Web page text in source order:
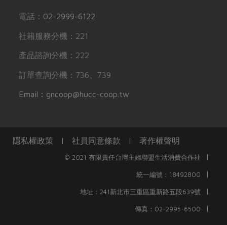
電話： 02-2999-6122
社籍服務分機：221
產品諮詢分機：222
訂單查詢分機：736、739
Email：gncoop@hucc-coop.tw
隱私權政策 | 社員同意條款 | 著作權聲明
© 2021 有限責任台灣主婦聯盟生活消費合作社 |
統一編號：18492800 |
地址：241新北市三重區重新路五段639號 |
傳真：02-2995-6500 |